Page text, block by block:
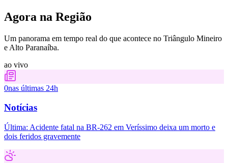
Agora na Região
Um panorama em tempo real do que acontece no Triângulo Mineiro
e Alto Paranaíba.
ao vivo
0nas últimas 24h
Notícias
Última: Acidente fatal na BR-262 em Veríssimo deixa um morto e
dois feridos gravemente